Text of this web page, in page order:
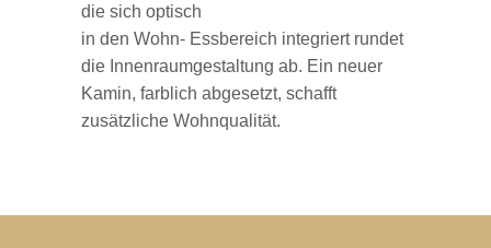
die sich optisch
in den Wohn- Essbereich integriert rundet
die Innenraumgestaltung ab. Ein neuer
Kamin, farblich abgesetzt, schafft
zusätzliche Wohnqualität.